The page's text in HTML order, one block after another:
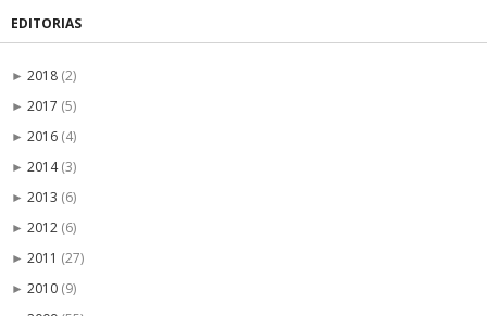
EDITORIAS
► 2018 (2)
► 2017 (5)
► 2016 (4)
► 2014(3)
► 2013 (6)
► 2012 (6)
► 2011 (27)
► 2010 (9)